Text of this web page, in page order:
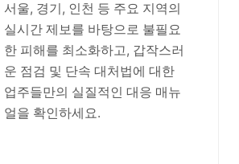
서울, 경기, 인천 등 주요 지역의
실시간 제보를 바탕으로 불필요
한 피해를 최소화하고, 갑작스러
운 점검 및 단속 대처법에 대한
업주들만의 실질적인 대응 매뉴
얼을 확인하세요.